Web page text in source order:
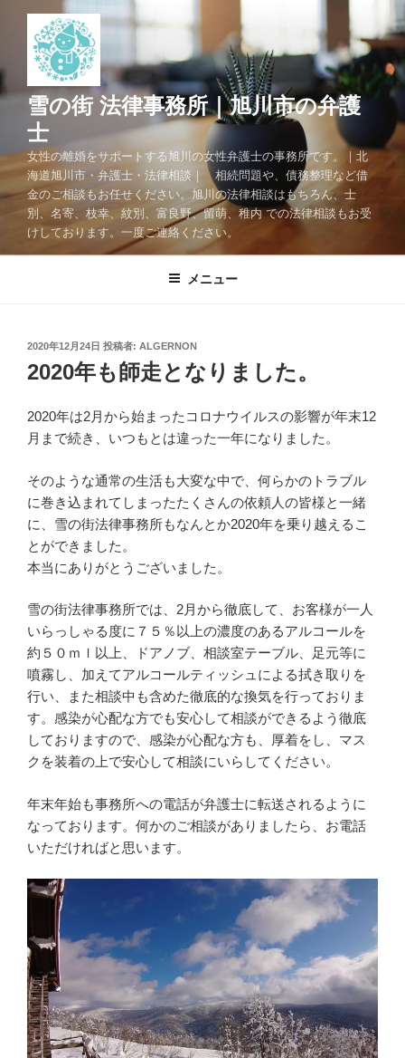
ン
ツ
雪の街 法律事務所｜旭川市の弁護
士
女性の離婚をサポートする旭川の女性弁護士の事務所です。｜北
海道旭川市・弁護士・法律相談｜ 相続問題や、債務整理など借
金のご相談もお任せください。旭川の法律相談はもちろん、士
別、名寄、枝幸、紋別、富良野、留萌、稚内 での法律相談もお受
けしております。一度ご連絡ください。
メニュー
投
稿
日:
2020年12月24日 投稿者: ALGERNON
2020年も師走となりました。
2020年は2月から始まったコロナウイルスの影響が年末12
月まで続き、いつもとは違った一年になりました。
そのような通常の生活も大変な中で、何らかのトラブル
に巻き込まれてしまったたくさんの依頼人の皆様と一緒
に、雪の街法律事務所もなんとか2020年を乗り越えるこ
とができました。
本当にありがとうございました。
雪の街法律事務所では、2月から徹底して、お客様が一人
いらっしゃる度に７５％以上の濃度のあるアルコールを
約５０ｍｌ以上、ドアノブ、相談室テーブル、足元等に
噴霧し、加えてアルコールティッシュによる拭き取りを
行い、また相談中も含めた徹底的な換気を行っておりま
す。感染が心配な方でも安心して相談ができるよう徹底
しておりますので、感染が心配な方も、厚着をし、マス
クを装着の上で安心して相談にいらしてください。
年末年始も事務所への電話が弁護士に転送されるように
なっております。何かのご相談がありましたら、お電話
いただければと思います。